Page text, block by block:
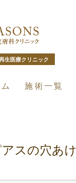
生医療クリニック
施術一覧
アスの穴あけ